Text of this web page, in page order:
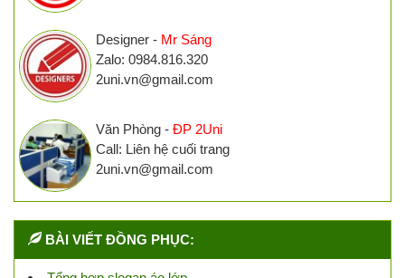
Designer - Mr Sáng
Zalo: 0984.816.320
2uni.vn@gmail.com
Văn Phòng - ĐP 2Uni
Call: Liên hệ cuối trang
2uni.vn@gmail.com
BÀI VIẾT ĐỒNG PHỤC: